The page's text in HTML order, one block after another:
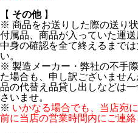
【 その他】
※ 商品をお送りした際の送り
付属品、商品が入っていた運
中身の確認を全て終えるまで
い。
※ 製造メーカー・弊社の不手
た場合も、申し訳ございませ
品の代替え品貸し出しなどは
さいませ。
※ いかなる場合でも、当店宛
前に当店の営業時間内にご連